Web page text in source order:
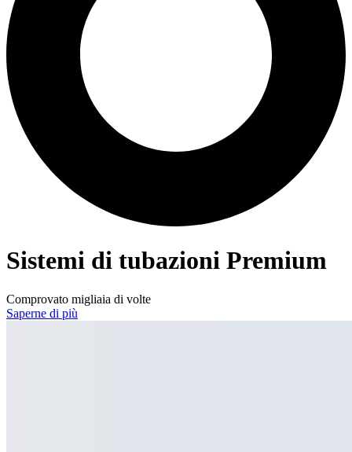
Sistemi di tubazioni Premium
Comprovato migliaia di volte
Saperne di più